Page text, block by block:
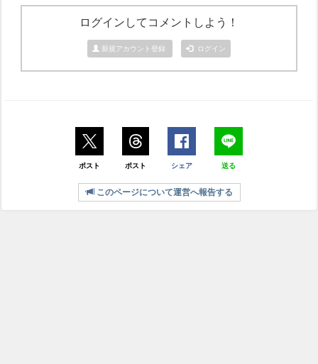
ログインしてコメントしよう！
新規アカウント登録 ログイン
ポスト ポスト シェア 送る
このページについて運営へ報告する